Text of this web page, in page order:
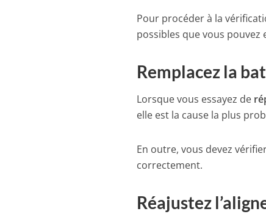
Pour procéder à la
possibles que vous pouvez
Remplacez la
Lorsque vous essayez de
elle est la cause la plus
En outre, vous devez
correctement.
Réajustez